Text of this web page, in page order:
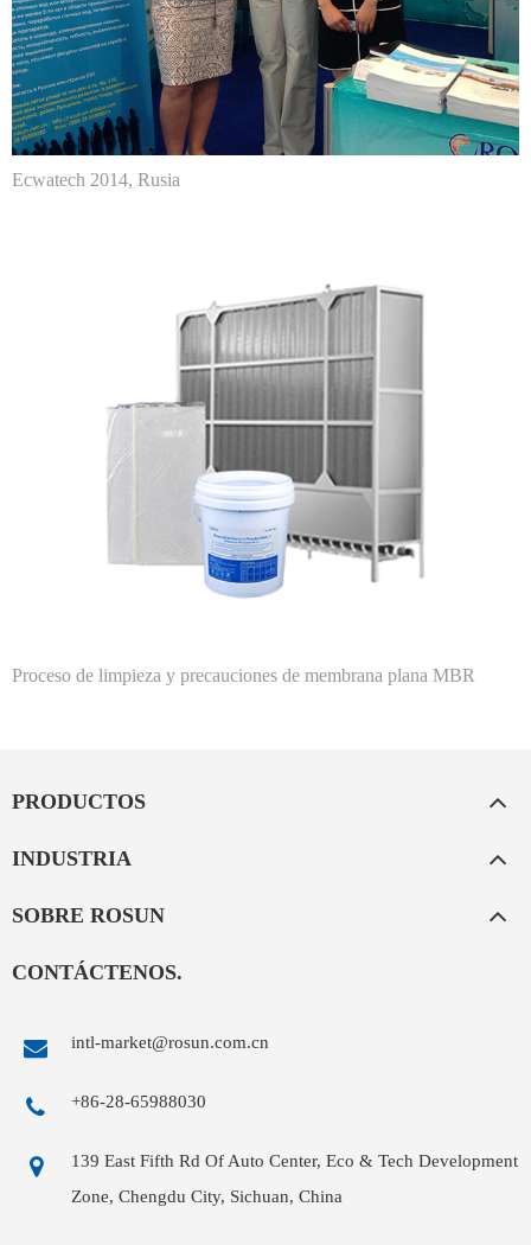
Ecwatech 2014, Rusia
Proceso de limpieza y precauciones de membrana plana MBR
PRODUCTOS
INDUSTRIA
SOBRE ROSUN
CONTÁCTENOS.
intl-market@rosun.com.cn
+86-28-65988030
139 East Fifth Rd Of Auto Center, Eco & Tech Development
Zone, Chengdu City, Sichuan, China